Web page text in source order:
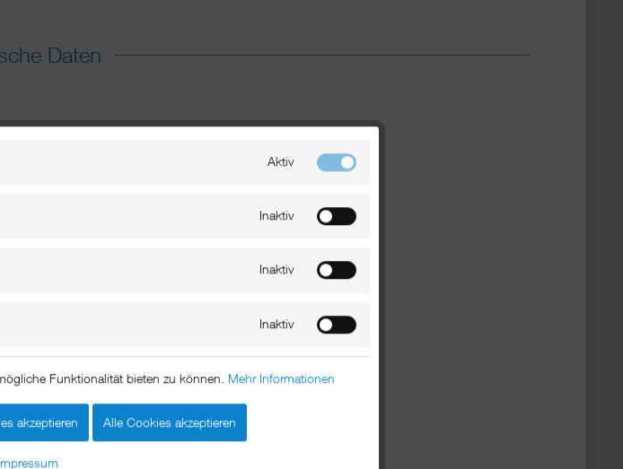
Daten
Aktiv
Inaktiv
Inaktiv
Inaktiv
Funktionalität bieten zu können. Mehr Informationen
akzeptieren Alle Cookies akzeptieren